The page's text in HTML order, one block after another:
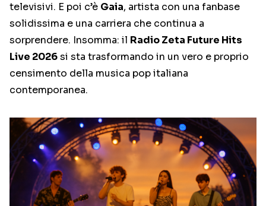
televisivi. E poi c’è Gaia, artista con una fanbase
solidissima e una carriera che continua a
sorprendere. Insomma: il Radio Zeta Future Hits
Live 2026si sta trasformando in un vero e proprio
censimento della musica pop italiana
contemporanea.